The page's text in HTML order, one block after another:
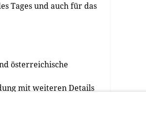
Tages und auch für das
österreichische
mit weiteren Details